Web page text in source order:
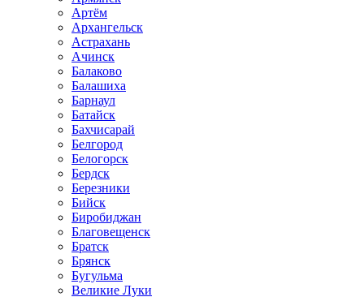
Артём
Архангельск
Астрахань
Ачинск
Балаково
Балашиха
Барнаул
Батайск
Бахчисарай
Белгород
Белогорск
Бердск
Березники
Бийск
Биробиджан
Благовещенск
Братск
Брянск
Бугульма
Великие Луки